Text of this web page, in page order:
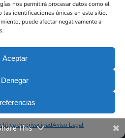
nos permitirá procesar datos como el
las identificaciones únicas en este sitio.
puede afectar negativamente a
Aceptar
Denegar
de privacidadAviso Legal
This